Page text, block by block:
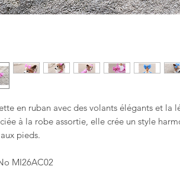
en ruban avec des volants élégants et la
à la robe assortie, elle crée un style
pieds.
MI26AC02